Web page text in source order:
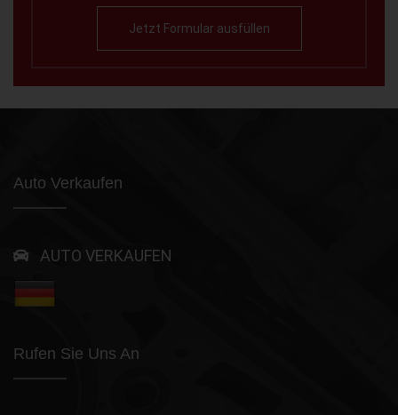
Jetzt Formular ausfüllen
Auto Verkaufen
AUTO VERKAUFEN
Rufen Sie Uns An